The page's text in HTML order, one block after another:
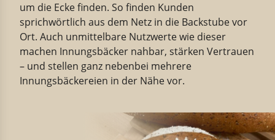
um die Ecke finden. So finden Kunden
sprichwörtlich aus dem Netz in die Backstube vor
Ort. Auch unmittelbare Nutzwerte wie dieser
machen Innungsbäcker nahbar, stärken Vertrauen
– und stellen ganz nebenbei mehrere
Innungsbäckereien in der Nähe vor.